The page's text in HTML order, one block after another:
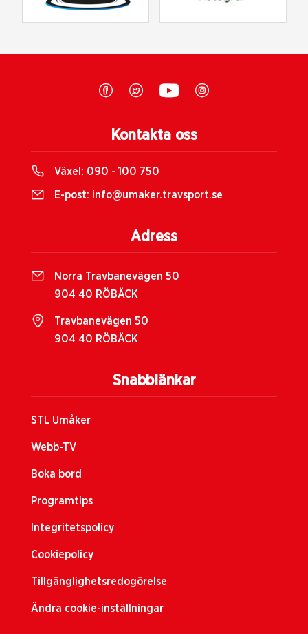
Snabblänkar
STL Umåker
Webb-TV
Boka bord
Programtips
Integritetspolicy
Cookiepolicy
Tillgänglighetsredogörelse
Ändra cookie-inställningar
Kontakta oss
Växel: 090 - 100 750
E-post: info@umaker.travsport.se
Adress
Norra Travbanevägen 50
904 40 RÖBÄCK
Travbanevägen 50
904 40 RÖBÄCK